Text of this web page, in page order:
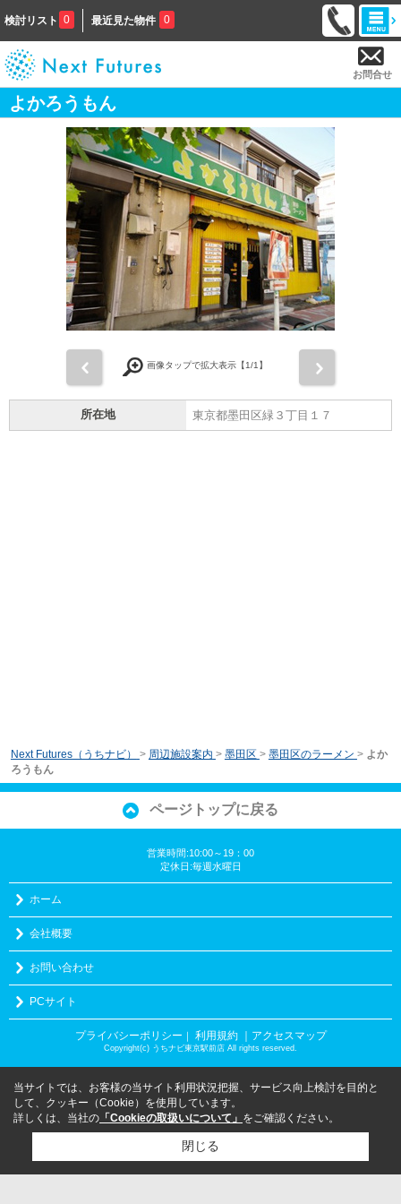
検討リスト 0 最近見た物件 0
お問合せ
よかろうもん
画像タップで拡大表示【1/1】
所在地 東京都墨田区緑３丁目１７
Next Futures（うちナビ） > 周辺施設案内 > 墨田区 > 墨田区のラーメン > よか
ろうもん
ページトップに戻る
営業時間:10:00～19：00
定休日:毎週水曜日
ホーム
会社概要
お問い合わせ
PCサイト
プライバシーポリシー ｜ 利用規約 ｜アクセスマップ
Copyright(c) うちナビ東京駅前店 All rights reserved.
当サイトでは、お客様の当サイト利用状況把握、サービス向上検討を目的と
して、クッキー（Cookie）を使用しています。
詳しくは、当社の 「Cookieの取扱いについて」 をご確認ください。
閉じる